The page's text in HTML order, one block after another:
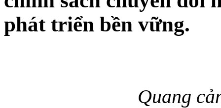
phát triển bền vững.
Quang